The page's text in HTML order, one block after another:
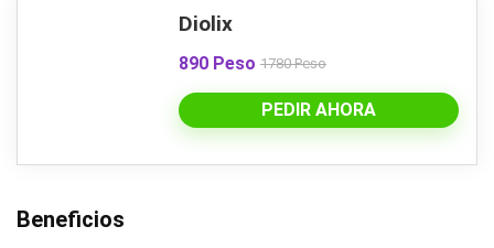
Diolix
890 Peso 1780 Peso
PEDIR AHORA
Beneficios